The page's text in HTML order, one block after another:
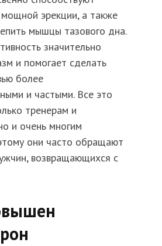
эрекции, а также
мышцы тазового дна.
значительно
и помогает сделать
более
и частыми. Все это
тренерам и
и очень многим
они часто обращают
возвращающихся с